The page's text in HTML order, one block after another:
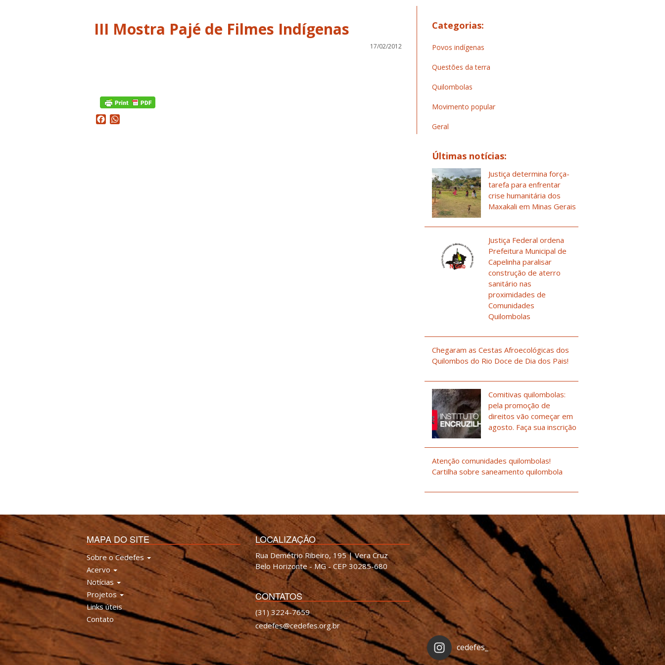
17/02/2012
Facebook
Categorias:
Povos indígenas
Questões da terra
Quilombolas
Movimento popular
Geral
Últimas notícias:
Justiça determina força-
tarefa para enfrentar
crise humanitária dos
Maxakali em Minas Gerais
Justiça Federal ordena
Prefeitura Municipal de
Capelinha paralisar
construção de aterro
sanitário nas
proximidades de
Comunidades
Quilombolas
Chegaram as Cestas Afroecológicas dos
Quilombos do Rio Doce de Dia dos Pais!
Comitivas quilombolas:
pela promoção de
direitos vão começar em
agosto. Faça sua inscrição
Atenção comunidades quilombolas!
Cartilha sobre saneamento quilombola
MAPA DO SITE
Sobre o Cedefes
Acervo
Notícias
Projetos
Links úteis
Contato
LOCALIZAÇÃO
Rua Demétrio Ribeiro, 195 | Vera Cruz
Belo Horizonte - MG - CEP 30285-680
CONTATOS
(31) 3224-7659
cedefes@cedefes.org.br
cedefes_